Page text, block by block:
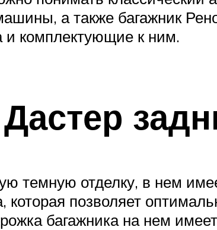
а также багажник
и комплектующие к ним.
темную отделку, в нем
которая позволяет
багажника на нем